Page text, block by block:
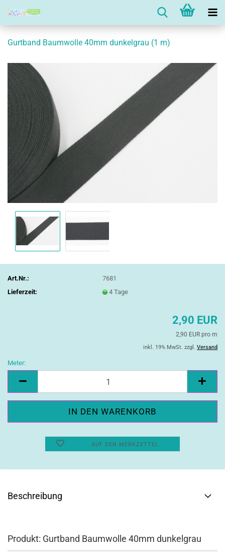
Gurtband Baumwolle 40mm dunkelgrau (1 m)
Art.Nr.:
7681
Lieferzeit:
4 Tage
2,90 EUR
2,90 EUR pro m
inkl. 19% MwSt. zzgl. Versand
Meter:
AUF DEN MERKZETTEL
Beschreibung
Produkt: Gurtband Baumwolle 40mm dunkelgrau